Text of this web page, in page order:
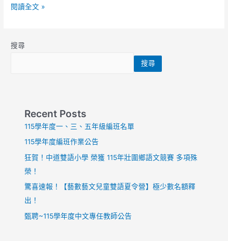
勁
舞
校
學
閱讀全文 »
搜尋
搜尋
Recent Posts
115學年度一、三、五年級編班名單
115學年度編班作業公告
狂賀！中道雙語小學 榮獲 115年壯圍鄉語文競賽 多項殊
榮！
驚喜速報！【藝數藝文兒童雙語夏令營】極少數名額釋
出！
甄聘~115學年度中文專任教師公告